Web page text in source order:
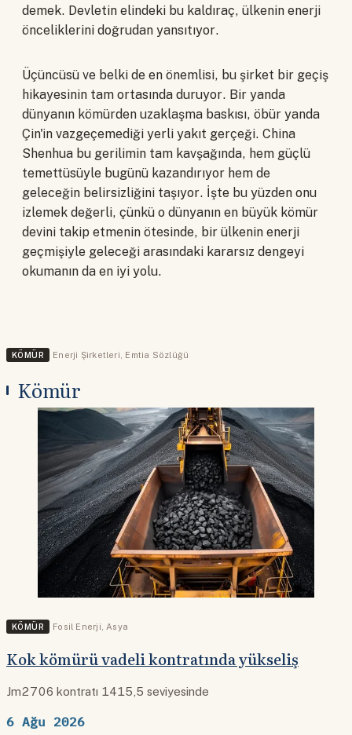
demek. Devletin elindeki bu kaldıraç, ülkenin enerji
önceliklerini doğrudan yansıtıyor.
Üçüncüsü ve belki de en önemlisi, bu şirket bir geçiş
hikayesinin tam ortasında duruyor. Bir yanda
dünyanın kömürden uzaklaşma baskısı, öbür yanda
Çin'in vazgeçemediği yerli yakıt gerçeği. China
Shenhua bu gerilimin tam kavşağında, hem güçlü
temettüsüyle bugünü kazandırıyor hem de
geleceğin belirsizliğini taşıyor. İşte bu yüzden onu
izlemek değerli, çünkü o dünyanın en büyük kömür
devini takip etmenin ötesinde, bir ülkenin enerji
geçmişiyle geleceği arasındaki kararsız dengeyi
okumanın da en iyi yolu.
KÖMÜR Enerji Şirketleri, Emtia Sözlüğü
Kömür
KÖMÜR Fosil Enerji Asya
Kok kömürü vadeli kontratında yükseliş
Jm2706 kontratı 1415,5 seviyesinde
6 Ağu 2026